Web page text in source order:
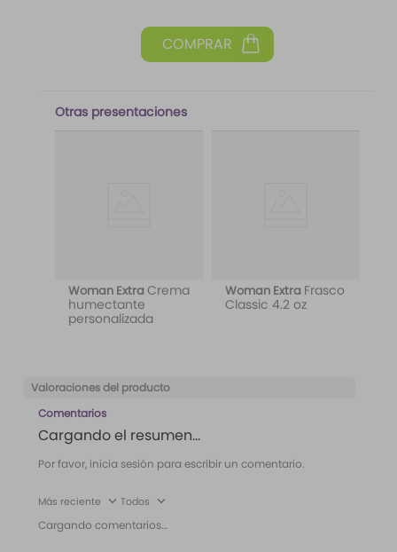
Otras presentaciones
Woman ExtraCrema
humectante
personalizada
Woman Extra Frasco
Classic 4.2 oz
Valoraciones del producto
Comentarios
Cargando el resumen…
Por favor, inicia sesión para escribir un comentario.
Más reciente Todos
Cargando comentarios…